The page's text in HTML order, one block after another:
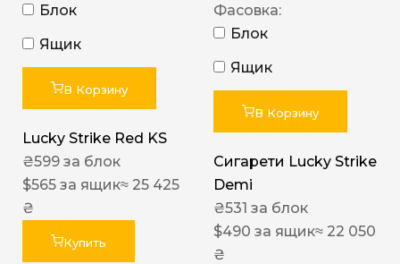
Блок
Ящик
В Корзину
Lucky Strike Red KS
₴599 за блок
$565 за ящик≈ 25 425
₴
Купить
Фасовка:
Блок
Ящик
В Корзину
Сигарети Lucky Strike
Demi
₴531 за блок
$490 за ящик≈ 22 050
₴